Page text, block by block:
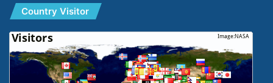
Country Visitor